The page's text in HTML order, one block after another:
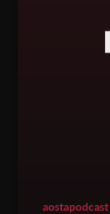
aostapodcast